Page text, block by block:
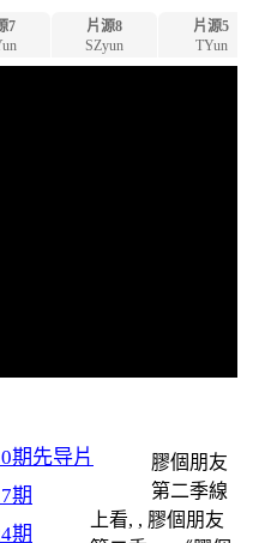
7
片源8
SZyun
片源5
TYun
期先导片
期
期
膠個朋友
第二季線
上看, , 膠個朋友